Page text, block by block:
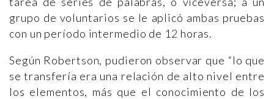
grupo de voluntarios se le aplicó ambas pruebas
con un período intermedio de 12 horas.
Según Robertson, pudieron observar que “lo que
se transfería era una relación de alto nivel entre
los elementos, más que el conocimiento de los